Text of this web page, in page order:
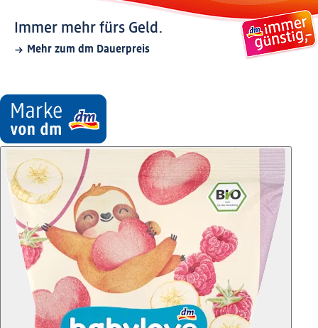
Immer mehr fürs Geld.
Mehr zum dm Dauerpreis